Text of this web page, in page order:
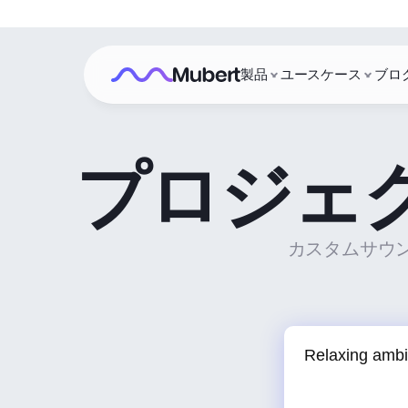
プロジェ
カスタムサウ
製品 ユースケース ブロ